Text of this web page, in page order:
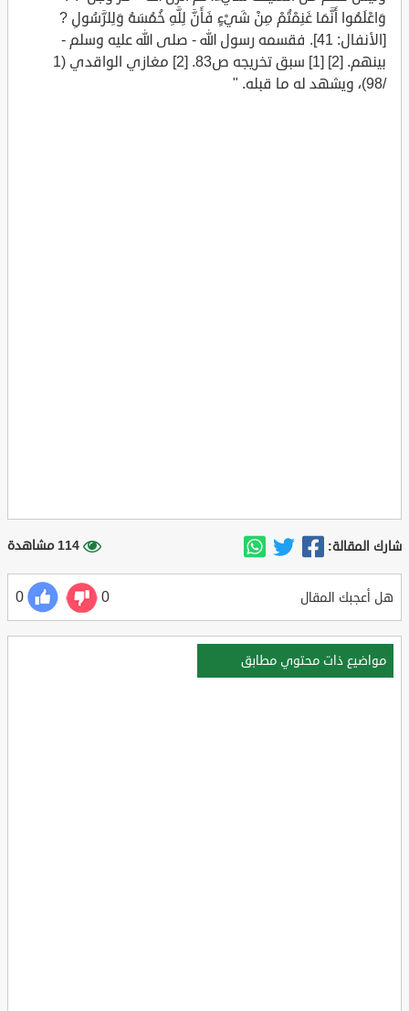
وَاعْلَمُوا أَنَّمَا غَنِمْتُمْ مِنْ شَيْءٍ فَأَنَّ لِلَّهِ خُمُسَهُ وَلِلرَّسُولِ ?
[الأنفال: 41]. فقسمه رسول الله - صلى الله عليه وسلم -
بينهم. [2] [1] سبق تخريجه ص83. [2] مغازي الواقدي (1
/98)، ويشهد له ما قبله. "
شارك المقالة: 114 مشاهدة
هل أعجبك المقال 0
0
مواضيع ذات محتوي مطابق